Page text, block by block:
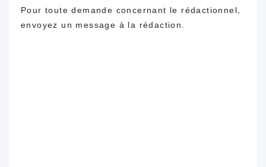
Pour toute demande concernant le rédactionnel,
envoyez un message à la rédaction.